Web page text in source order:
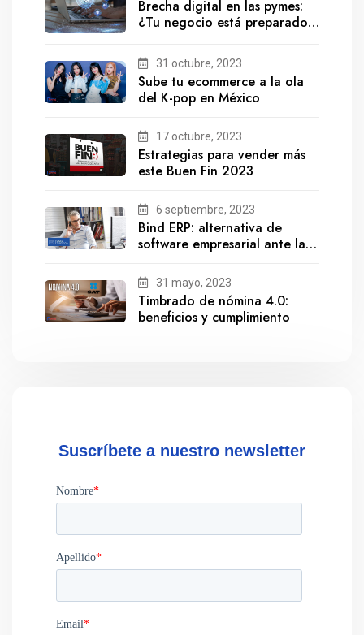
Brecha digital en las pymes:
¿Tu negocio está preparado
31 octubre, 2023
Sube tu ecommerce a la ola
del K-pop en México
17 octubre, 2023
Estrategias para vender más
este Buen Fin 2023
6 septiembre, 2023
Bind ERP: alternativa de
software empresarial ante la
31 mayo, 2023
Timbrado de nómina 4.0:
beneficios y cumplimiento
Suscríbete a nuestro newsletter